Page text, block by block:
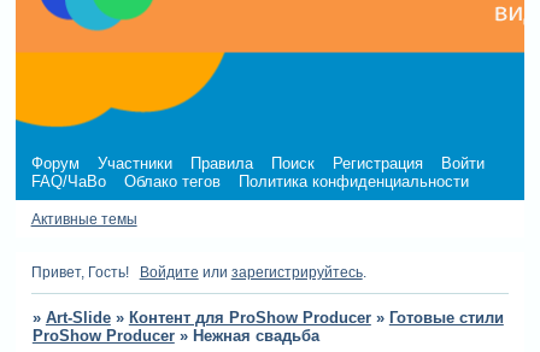
Форум Участники Правила Поиск Регистрация
Войти
FAQ/ЧаВо
Облако тегов Политика конфиденциальности
Активные темы
Привет, Гость! Войдите или зарегистрируйтесь.
» Art-Slide » Контент для ProShow Producer » Готовые стили
ProShow Producer » Нежная свадьба